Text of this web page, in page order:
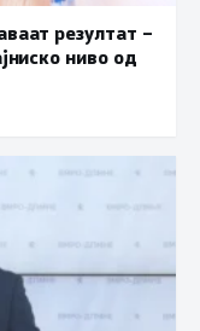
резултат –
ниво од